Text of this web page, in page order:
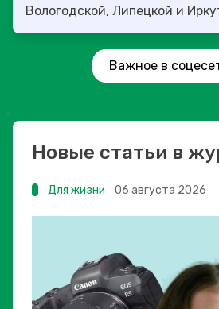
Вологодской, Липецкой и
областям!
Важное в
Новые статьи в
Для жизни 06 августа 2026